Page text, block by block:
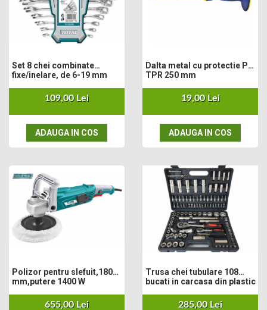
Set 8 chei combinate
fixe/inelare, de 6-19 mm
109,00 Lei
ADAUGA IN COS
Dalta metal cu protectie PP-
TPR 250 mm
19,00 Lei
ADAUGA IN COS
Polizor pentru slefuit,180
mm,putere 1400 W
655,00 Lei
Trusa chei tubulare 108
bucati in carcasa din plastic
285,00 Lei